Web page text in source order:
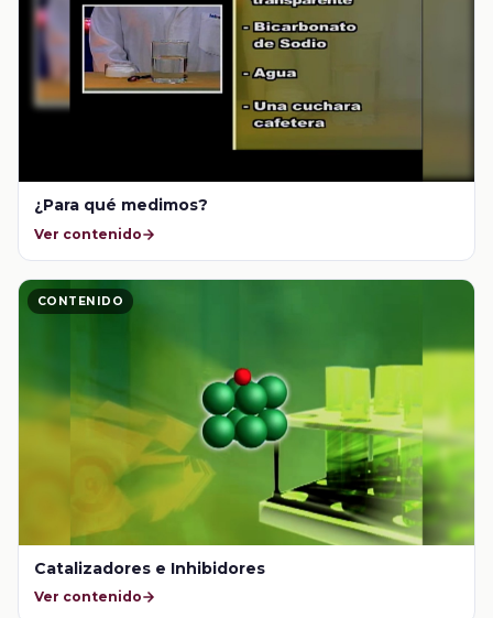
¿Para qué medimos?
Ver contenido
CONTENIDO
Catalizadores e Inhibidores
Ver contenido